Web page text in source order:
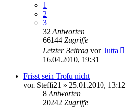
1
2
3
32 Antworten
66144 Zugriffe
Letzter Beitrag von Jutta
16.04.2010, 19:31
Frisst sein Trofu nicht
von Steffi21 » 25.01.2010, 13:12
8 Antworten
20242 Zugriffe